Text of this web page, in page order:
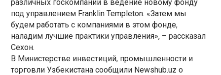
различных госкомпаний в ведение новому фонду
под управлением Franklin Templeton. «Затем мы
будем работать с компаниями в этом фонде,
наладим лучшие практики управления», – рассказал
Сехон.
В Министерстве инвестиций, промышленности и
торговли Узбекистана сообщили Newshub.uz о